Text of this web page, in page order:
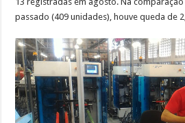
passado (409 unidades), houve queda de